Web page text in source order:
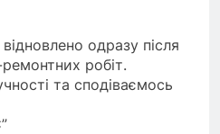
одразу після
робіт.
та сподіваємось